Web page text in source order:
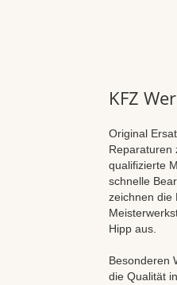
KFZ
Original
Reparaturen
qualifizierte
schnelle
zeichnen die
Hipp aus.
Besonderen
die Qualität